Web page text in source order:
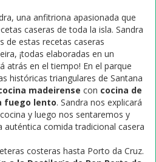
una anfitriona apasionada que
caseras de toda la isla. Sandra
de estas recetas caseras
¡todas elaboradas en un
atrás en el tiempo! En el parque
históricas triangulares de Santana
madeirense con cocina de
fuego lento. Sandra nos explicará
y luego nos sentaremos y
auténtica comida tradicional casera
costeras hasta Porto da Cruz.